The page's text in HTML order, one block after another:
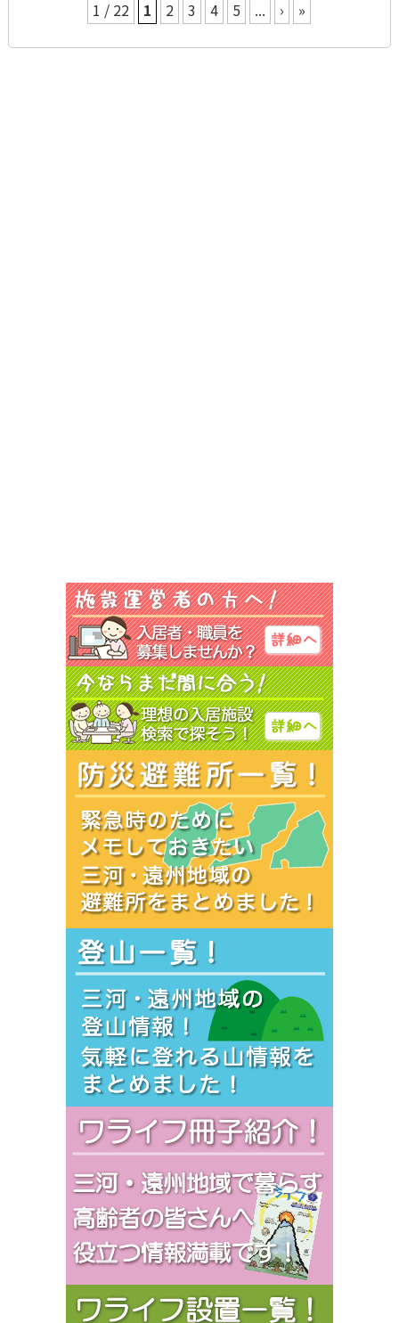
1 / 22 1 2 3 4 5 ... › »